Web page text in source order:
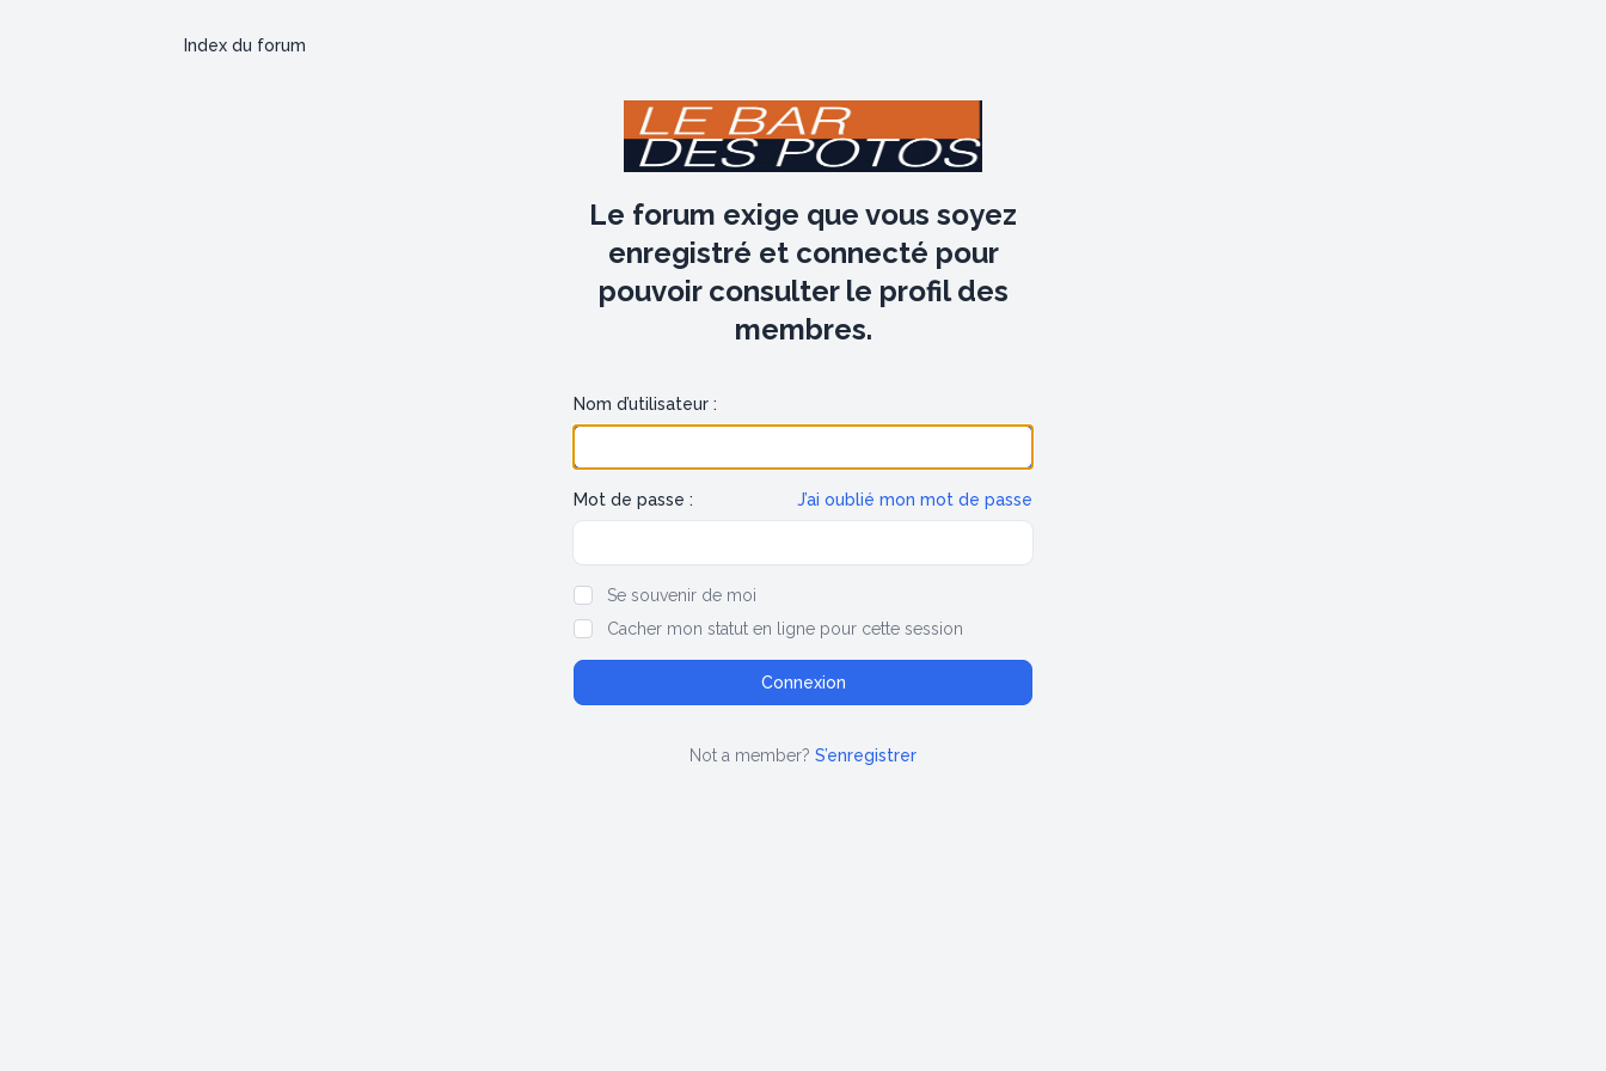
Index du forum
Le forum exige que vous soyez
enregistré et connecté pour
pouvoir consulter le profil des
membres.
Nom d’utilisateur :
Mot de passe : J’ai oublié mon mot de passe
Se souvenir de moi
Cacher mon statut en ligne pour cette session
Not a member? S’enregistrer